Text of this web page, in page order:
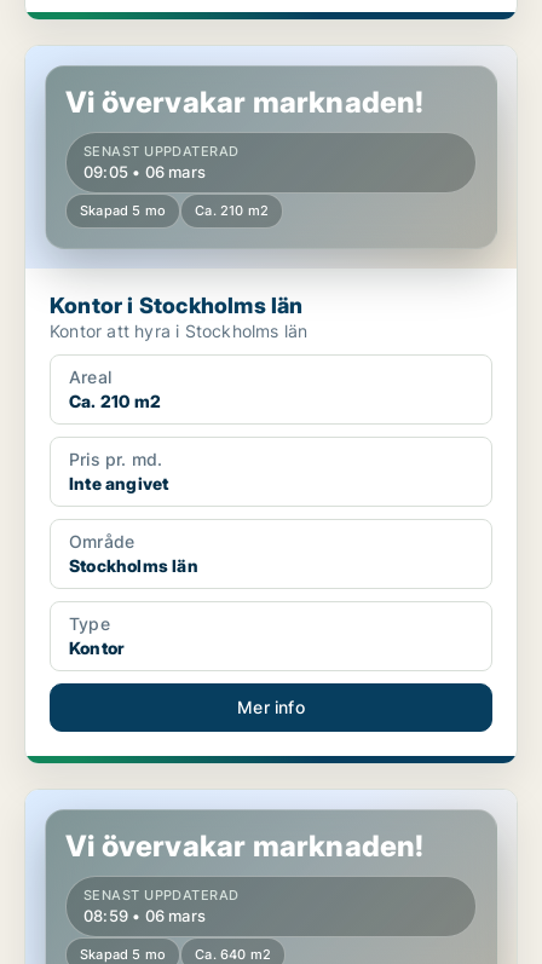
Kontor i Stockholms län
Vi övervakar marknaden!
SENAST UPPDATERAD
09:05 • 06 mars
Skapad 5 mo Ca. 210 m2
Kontor i Stockholms län
Kontor att hyra i Stockholms län
Areal
Ca. 210 m2
Pris pr. md.
Inte angivet
Område
Stockholms län
Type
Kontor
Mer info
Kontor i Malmö
Vi övervakar marknaden!
SENAST UPPDATERAD
08:59 • 06 mars
Skapad 5 mo Ca. 640 m2